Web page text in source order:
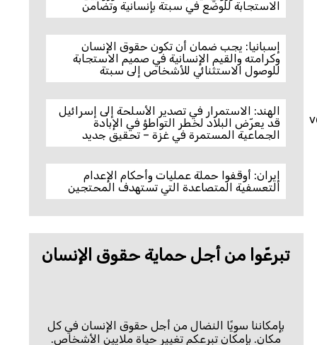
الاستجابة للوضع في سبتة بإنسانية وتضامن
إسبانيا: يجب ضمان أن تكون حقوق الإنسان
وكرامته والقيم الإنسانية في صميم الاستجابة
للوصول الاستثنائي للأشخاص إلى سبتة
الهند: الاستمرار في تصدير الأسلحة إلى إسرائيل
قد يعرّض البلاد لخطر التواطؤ في الإبادة
الجماعية المستمرة في غزة – تحقيق جديد
إيران: أوقفوا حملة عمليات وأحكام الإعدام
التعسفية المتصاعدة التي تستهدف المحتجين
تبرعّوا من أجل حماية حقوق الإنسان
بإمكاننا سويًا النضال من أجل حقوق الإنسان في كل
مكان. بإمكان تبرعكم تغيير حياة ملايين الأشخاص.